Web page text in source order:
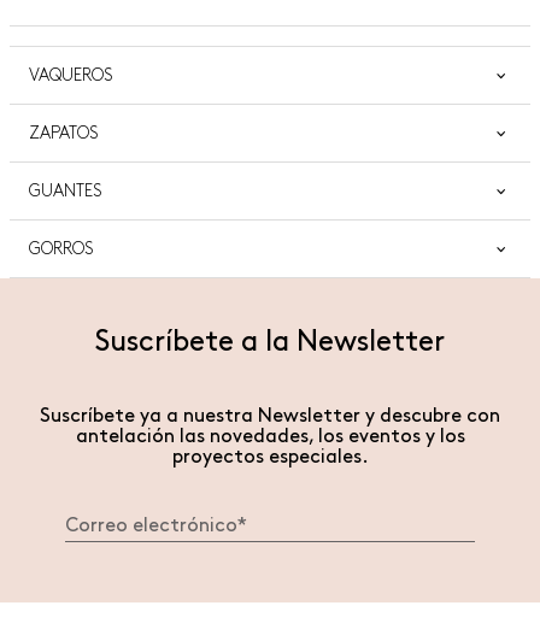
VAQUEROS
INTERNACIONAL M-L
VAQUEROS 25 26 27 28 29
IT/JP/ES 44
US/CA 2 4 6 8 10
ZAPATOS
IT/JP/ES 37.5
US/CA 5 5.5 6 6.5 7 7.5
GUANTES
INTERNACIONAL
TALLAS DE GUANTES 7 7.5 8
GORROS
CIRCUNFERENCIA DE LA CABEZA 56
Suscríbete a la Newsletter
Suscríbete ya a nuestra Newsletter y descubre con
antelación las novedades, los eventos y los
proyectos especiales.